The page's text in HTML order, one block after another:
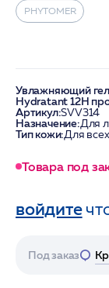
PHYTOMER
Увлажняющий
Hydratant 12H
Артикул:SVV314
Назначение:Для
Тип кожи:Для
Товара под
войдите
Под заказ